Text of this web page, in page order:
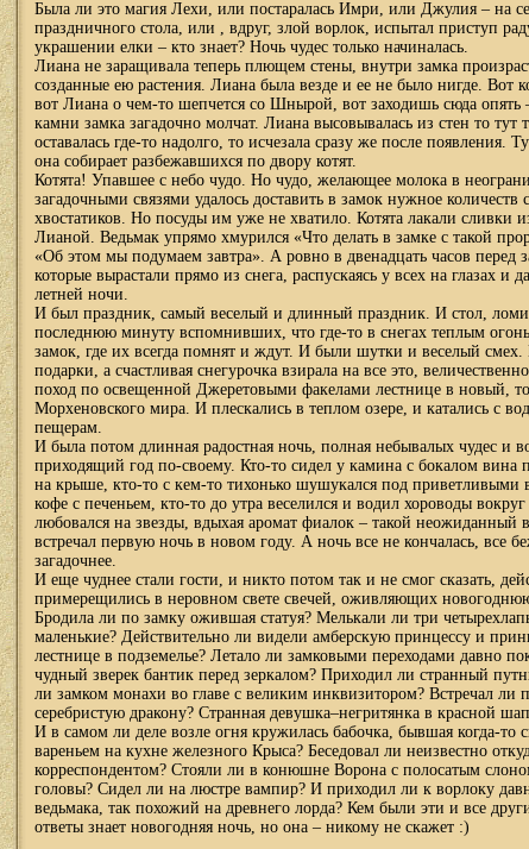
Была ли это магия Лехи, или постаралась Имри, или Джулия – на
праздничного стола, или , вдруг, злой ворлок, испытал приступ
украшении елки – кто знает? Ночь чудес только начиналась.
Лиана не заращивала теперь плющем стены, внутри замка
созданные ею растения. Лиана была везде и ее не было нигде. Вот
вот Лиана о чем-то шепчется со Шнырой, вот заходишь сюда опять
камни замка загадочно молчат. Лиана высовывалась из стен то тут
оставалась где-то надолго, то исчезала сразу же после появления.
она собирает разбежавшихся по двору котят.
Котята! Упавшее с небо чудо. Но чудо, желающее молока в
загадочными связями удалось доставить в замок нужное
хвостатиков. Но посуды им уже не хватило. Котята лакали сливки
Лианой. Ведьмак упрямо хмурился «Что делать в замке с такой
«Об этом мы подумаем завтра». А ровно в двенадцать часов перед
которые вырастали прямо из снега, распускаясь у всех на глазах
летней ночи.
И был праздник, самый веселый и длинный праздник. И стол,
последнюю минуту вспомнивших, что где-то в снегах теплым
замок, где их всегда помнят и ждут. И были шутки и веселый
подарки, а счастливая снегурочка взирала на все это,
поход по освещенной Джеретовыми факелами лестнице в новый,
Морхеновского мира. И плескались в теплом озере, и катались с
пещерам.
И была потом длинная радостная ночь, полная небывалых чудес и
приходящий год по-своему. Кто-то сидел у камина с бокалом вина
на крыше, кто-то с кем-то тихонько шушукался под приветливыми
кофе с печеньем, кто-то до утра веселился и водил хороводы
любовался на звезды, вдыхая аромат фиалок – такой
встречал первую ночь в новом году. А ночь все не кончалась, все
загадочнее.
И еще чуднее стали гости, и никто потом так и не смог сказать,
примерещились в неровном свете свечей, оживляющих
Бродила ли по замку ожившая статуя? Мелькали ли три
маленькие? Действительно ли видели амберскую принцессу и
лестнице в подземелье? Летало ли замковыми переходами давно
чудный зверек бантик перед зеркалом? Приходил ли странный
ли замком монахи во главе с великим инквизитором? Встречал
серебристую дракону? Странная девушка–негритянка в красной
И в самом ли деле возле огня кружилась бабочка, бывшая когда-то
вареньем на кухне железного Крыса? Беседовал ли неизвестно
корреспондентом? Стояли ли в конюшне Ворона с полосатым
головы? Сидел ли на люстре вампир? И приходил ли к ворлоку
ведьмака, так похожий на древнего лорда? Кем были эти и все
ответы знает новогодняя ночь, но она – никому не скажет :)